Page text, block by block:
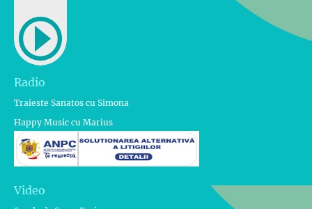
Radio
Traieste Sanatos cu Simona
Happy Music cu Marius
Video